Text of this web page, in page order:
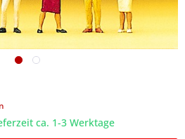
ca. 1-3 Werktage